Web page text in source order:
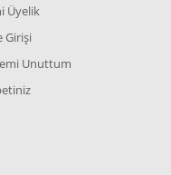
Üyelik
Girişi
Unuttum